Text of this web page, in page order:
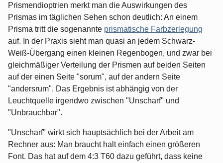
Prismendioptrien merkt man die Auswirkungen des
Prismas im täglichen Sehen schon deutlich: An einem
Prisma tritt die sogenannte prismatische Farbzerlegung
auf. In der Praxis sieht man quasi an jedem Schwarz-
Weiß-Übergang einen kleinen Regenbogen, und zwar bei
gleichmäßiger Verteilung der Prismen auf beiden Seiten
auf der einen Seite "sorum", auf der andern Seite
"andersrum". Das Ergebnis ist abhängig von der
Leuchtquelle irgendwo zwischen "Unscharf" und
"Unbrauchbar".
"Unscharf" wirkt sich hauptsächlich bei der Arbeit am
Rechner aus: Man braucht halt einfach einen größeren
Font. Das hat auf dem 4:3 T60 dazu geführt, dass keine